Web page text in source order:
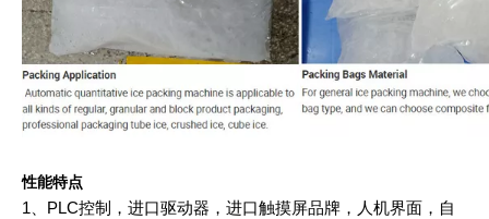
性能特点
1、PLC控制，进口驱动器，进口触摸屏品牌，人机界面，自